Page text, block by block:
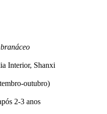
Interior, Shanxi
outubro)
2-3 anos